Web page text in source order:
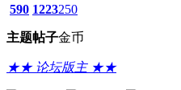
590
主题
1223
帖子
250
金币
★★ 论坛版主 ★★